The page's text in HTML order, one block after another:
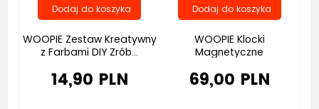
WOOPIE Zestaw Kreatywny
z Farbami DIY Zrób...
14,90 PLN
WOOPIE Klocki
Magnetyczne
69,00 PLN